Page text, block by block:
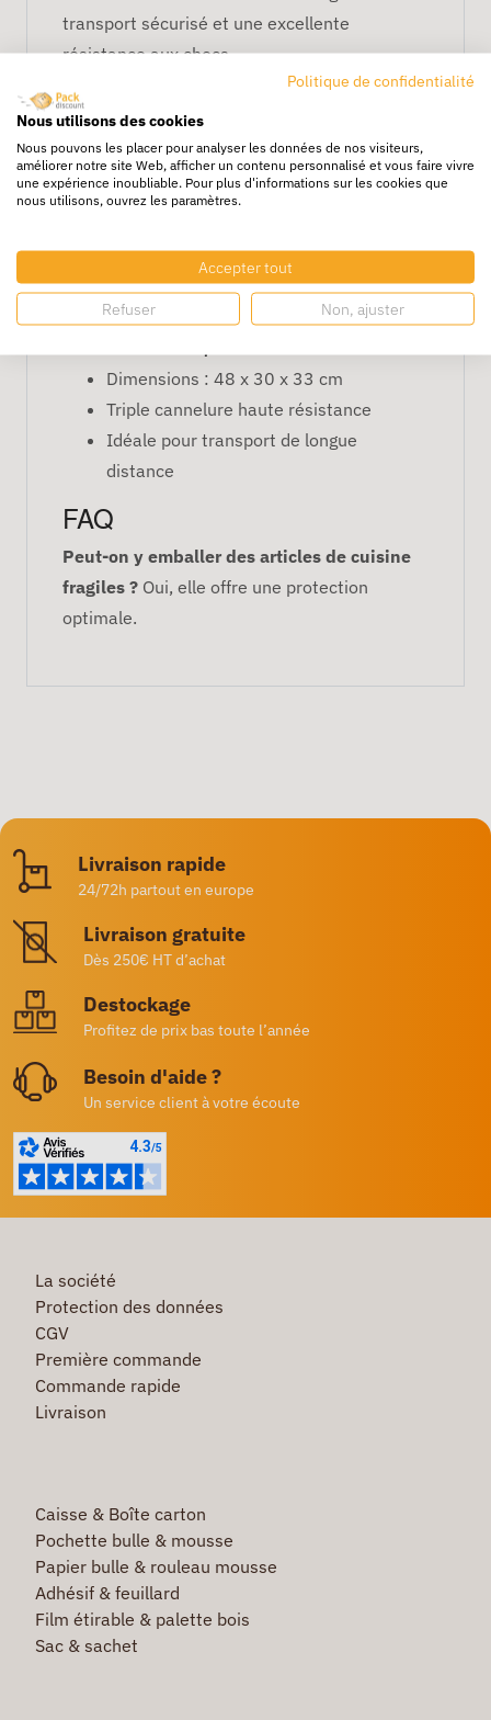
transport sécurisé et une excellente
résistance aux chocs.
Avantages
Convient aux objets fragiles ou
volumineux
Triple cannelure pour protection
Stable et empilable pour entrepôt
Matériau recyclable et durable
Dimensions : 48 x 30 x 33 cm
Triple cannelure haute résistance
Idéale pour transport de longue
distance
FAQ
Peut-on y emballer des articles de cuisine
fragiles ? Oui, elle offre une protection
optimale.
Livraison rapide
24/72h partout en europe
Livraison gratuite
Dès 250€ HT d’achat
Destockage
Profitez de prix bas toute l’année
Besoin d'aide ?
Un service client à votre écoute
La société
Protection des données
CGV
Première commande
Commande rapide
Livraison
Caisse & Boîte carton
Pochette bulle & mousse
Papier bulle & rouleau mousse
Adhésif & feuillard
Film étirable & palette bois
Sac & sachet
Politique de confidentialité
Nous utilisons des cookies
Nous pouvons les placer pour analyser les données de nos visiteurs,
améliorer notre site Web, afficher un contenu personnalisé et vous faire vivre
une expérience inoubliable. Pour plus d'informations sur les cookies que
nous utilisons, ouvrez les paramètres.
Accepter tout
Refuser Non, ajuster